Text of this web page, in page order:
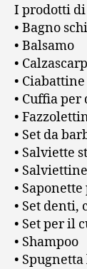
I prodotti
• Bagno
• Balsamo
•
•
• Cuffia per
•
• Set da
• Salviette
•
•
• Set
• Set per il
• Shampoo
•